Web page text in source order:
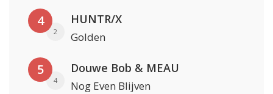
4
2
HUNTR/X
Golden
5
4
Douwe Bob & MEAU
Nog Even Blijven